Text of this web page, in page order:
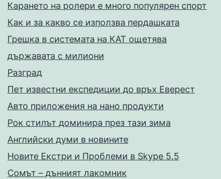
Карането на ролери е много популярен спорт
Как и за какво се използва пердашката
Грешка в системата на КАТ ощетява
държавата с милиони
Разград
Пет известни експедиции до връх Еверест
Авто приложения на нано продукти
Рок стилът доминира през тази зима
Английски думи в новините
Новите Екстри и Проблеми в Skype 5.5
Сомът – дънният лакомник